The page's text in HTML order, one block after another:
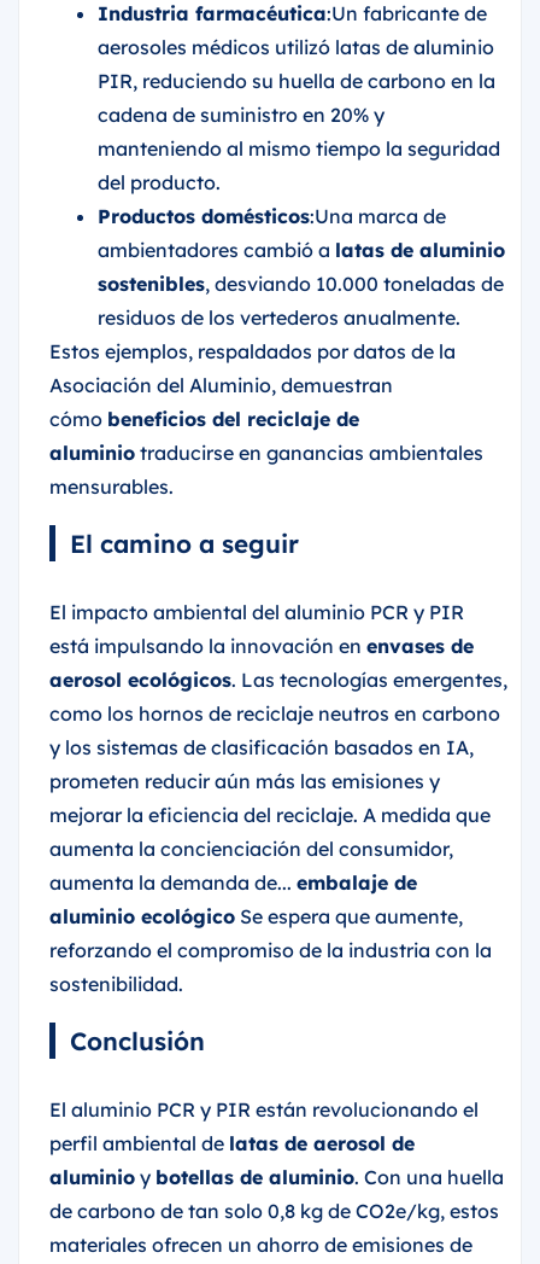
Industria farmacéutica:Un fabricante de
aerosoles médicos utilizó latas de aluminio
PIR, reduciendo su huella de carbono en la
cadena de suministro en 20% y
manteniendo al mismo tiempo la seguridad
del producto.
Productos domésticos:Una marca de
ambientadores cambió a latas de aluminio
sostenibles, desviando 10.000 toneladas de
residuos de los vertederos anualmente.
Estos ejemplos, respaldados por datos de la
Asociación del Aluminio, demuestran
cómo beneficios del reciclaje de
aluminio traducirse en ganancias ambientales
mensurables.
El camino a seguir
El impacto ambiental del aluminio PCR y PIR
está impulsando la innovación en envases de
aerosol ecológicos. Las tecnologías emergentes,
como los hornos de reciclaje neutros en carbono
y los sistemas de clasificación basados en IA,
prometen reducir aún más las emisiones y
mejorar la eficiencia del reciclaje. A medida que
aumenta la concienciación del consumidor,
aumenta la demanda de... embalaje de
aluminio ecológico Se espera que aumente,
reforzando el compromiso de la industria con la
sostenibilidad.
Conclusión
El aluminio PCR y PIR están revolucionando el
perfil ambiental de latas de aerosol de
aluminio y botellas de aluminio. Con una huella
de carbono de tan solo 0,8 kg de CO2e/kg, estos
materiales ofrecen un ahorro de emisiones de